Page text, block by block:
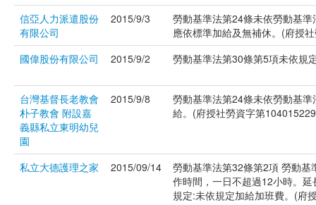
信亞人力派遣股份
有限公司
2015/9/3
勞動基準法第24條未依勞動基
應依標準加給及無補休。(府授
國偉股份有限公司
2015/9/2 勞動基準法第30條第5項未依規
台灣基督長老教會
朴子教會 附設嘉
義縣私立東明幼兒
園
2015/9/8
勞動基準法第24條未依勞動基
給。(府授社勞資字第
私立大德護理之家 2015/09/14
勞動基準法第32條第2項 勞動
作時間，一日不超過12小時。
規定:未依規定加給加班費。(府